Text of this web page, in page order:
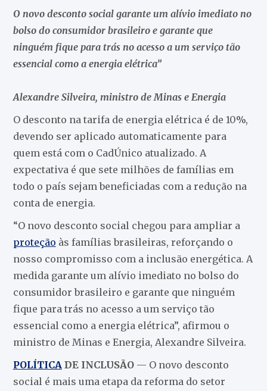
O novo desconto social garante um alívio imediato no
bolso do consumidor brasileiro e garante que
ninguém fique para trás no acesso a um serviço tão
essencial como a energia elétrica”
Alexandre Silveira, ministro de Minas e Energia
O desconto na tarifa de energia elétrica é de 10%,
devendo ser aplicado automaticamente para
quem está com o CadÚnico atualizado. A
expectativa é que sete milhões de famílias em
todo o país sejam beneficiadas com a redução na
conta de energia.
“O novo desconto social chegou para ampliar a
proteção às famílias brasileiras, reforçando o
nosso compromisso com a inclusão energética. A
medida garante um alívio imediato no bolso do
consumidor brasileiro e garante que ninguém
fique para trás no acesso a um serviço tão
essencial como a energia elétrica”, afirmou o
ministro de Minas e Energia, Alexandre Silveira.
POLÍTICA DE INCLUSÃO— O novo desconto
social é mais uma etapa da reforma do setor